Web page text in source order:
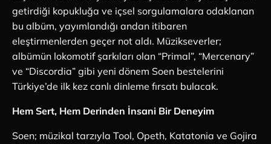
getirdiği kopukluğa ve içsel sorgulamalara odaklanan
bu albüm, yayımlandığı andan itibaren
eleştirmenlerden geçer not aldı. Müzikseverler;
albümün lokomotif şarkıları olan “Primal”, “Mercenary”
ve “Discordia” gibi yeni dönem Soen bestelerini
Türkiye’de ilk kez canlı dinleme fırsatı bulacak.
Hem Sert, Hem Derinden İnsani Bir Deneyim
Soen; müzikal tarzıyla Tool, Opeth, Katatonia ve Gojira